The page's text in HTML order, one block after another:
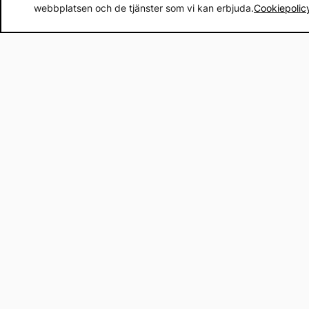
webbplatsen och de tjänster som vi kan erbjuda.